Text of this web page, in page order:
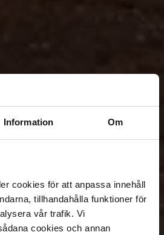
Information Om
cookies för att anpassa innehåll
tillhandahålla funktioner för
vår trafik. Vi
cookies och annan